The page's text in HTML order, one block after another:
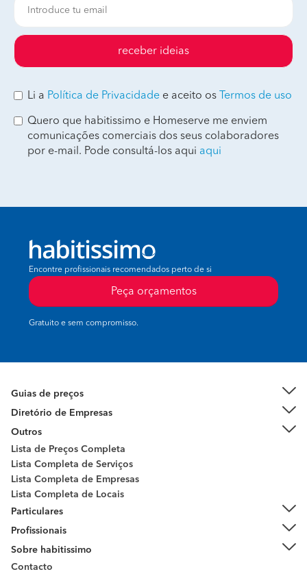
receber ideias
Li a Política de Privacidade e aceito os Termos de uso
Quero que habitissimo e Homeserve me enviem
comunicações comerciais dos seus colaboradores
por e-mail. Pode consultá-los aqui aqui
Encontre profissionais recomendados perto de si
Peça orçamentos
Gratuito e sem compromisso.
Guias de preços
Diretório de Empresas
Outros
Lista de Preços Completa
Lista Completa de Serviços
Lista Completa de Empresas
Lista Completa de Locais
Particulares
Profissionais
Sobre habitissimo
Contacto